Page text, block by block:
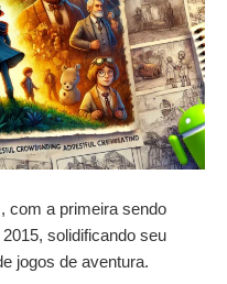
com a primeira sendo
solidificando seu
jogos de aventura.